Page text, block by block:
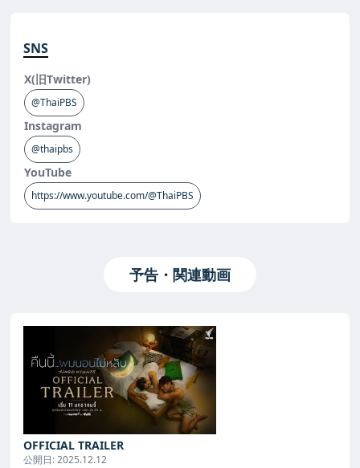
SNS
X(旧Twitter)
@ThaiPBS
Instagram
@thaipbs
YouTube
https://www.youtube.com/@ThaiPBS
予告・関連動画
OFFICIAL TRAILER
公開日:2025.12.12